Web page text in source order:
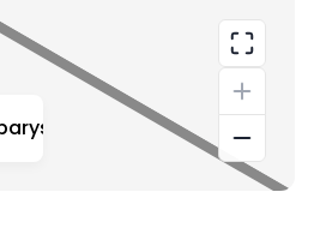
Automatinis širdies